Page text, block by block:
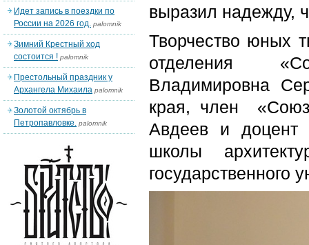
выразил надежду,
Творчество юных
отделения
Владимировна
края, член
Авдеев и доцент
школы
государственного
Идет запись в поездки по
России на 2026 год. palomnik
Зимний Крестный ход
состоится ! palomnik
Престольный праздник у
Архангела Михаила palomnik
Золотой октябрь в
Петропавловке. palomnik